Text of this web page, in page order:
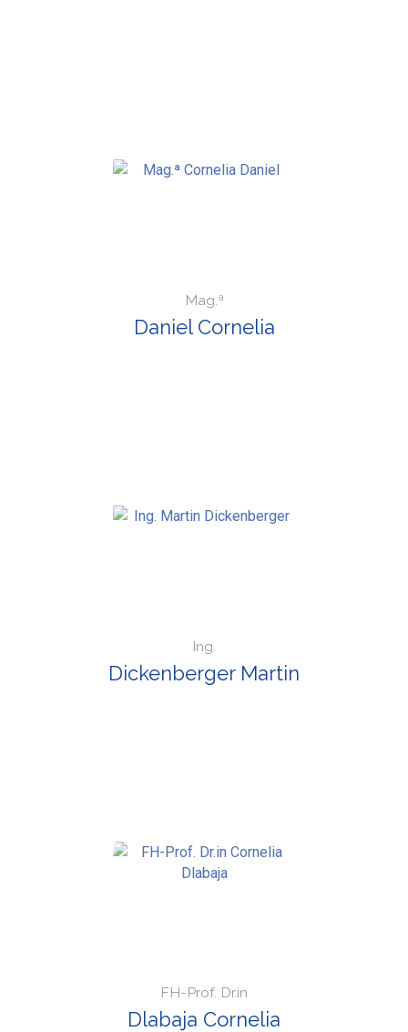
Mag.ª
Daniel Cornelia
Ing.
Dickenberger Martin
FH-Prof. Dr.in
Dlabaja Cornelia